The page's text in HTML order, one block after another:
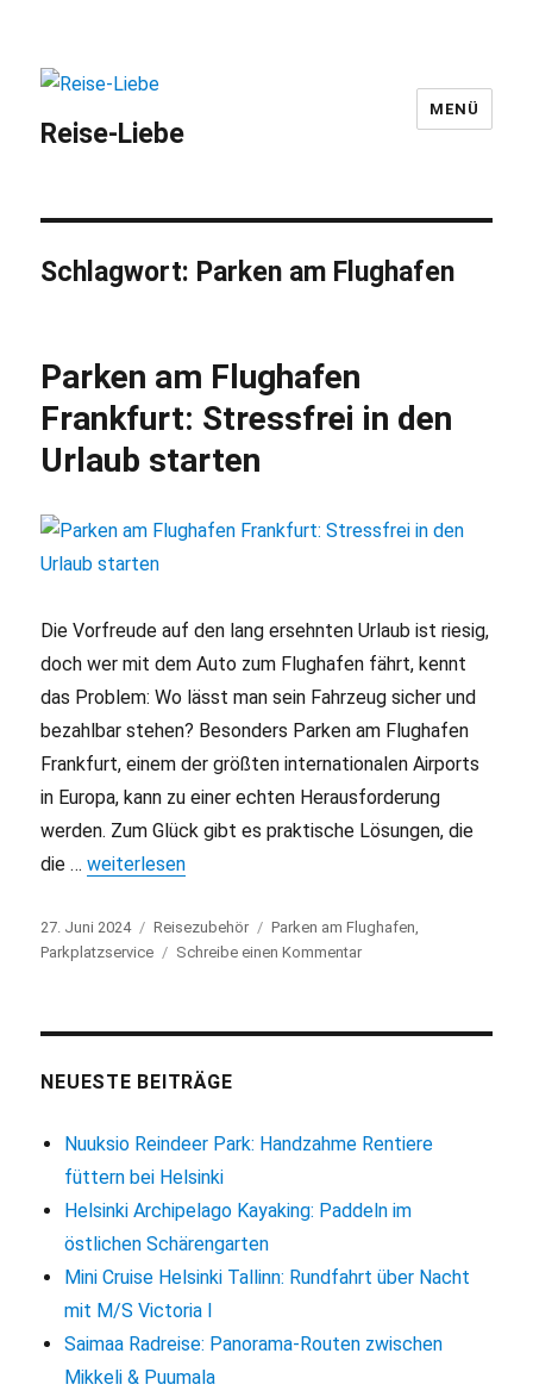
Reise-Liebe
MENÜ
Schlagwort: Parken am Flughafen
Parken am Flughafen
Frankfurt: Stressfrei in den
Urlaub starten
Die Vorfreude auf den lang ersehnten Urlaub ist riesig,
doch wer mit dem Auto zum Flughafen fährt, kennt
das Problem: Wo lässt man sein Fahrzeug sicher und
bezahlbar stehen? Besonders Parken am Flughafen
Frankfurt, einem der größten internationalen Airports
in Europa, kann zu einer echten Herausforderung
werden. Zum Glück gibt es praktische Lösungen, die
die …„Parken am Flughafen Frankfurt: Stressfrei in den
weiterlesen
Veröffentlicht
am
27. Juni 2024 Kategorien
Reisezubehör Schlagwörter
Parken am Flughafen
Parkplatzservice
Schreibe einen Kommentar
Urlaub
NEUESTE BEITRÄGE
Nuuksio Reindeer Park: Handzahme Rentiere
füttern bei Helsinki
Helsinki Archipelago Kayaking: Paddeln im
östlichen Schärengarten
Mini Cruise Helsinki Tallinn: Rundfahrt über Nacht
mit M/S Victoria I
Saimaa Radreise: Panorama-Routen zwischen
Mikkeli & Puumala